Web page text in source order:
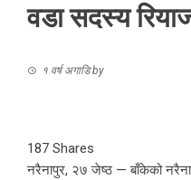
वडा सदस्य
१ वर्ष अगाडिby
187 Shares
नरैनापुर, २७ जेष्ठ — बाँकेको